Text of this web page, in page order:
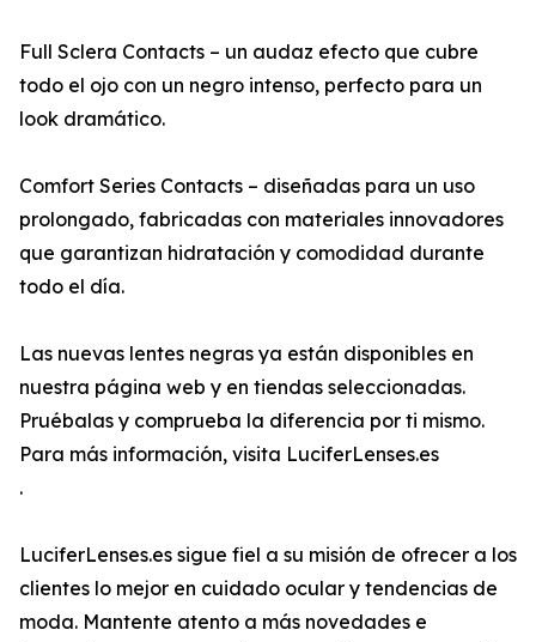
Full Sclera Contacts – un audaz efecto que cubre
todo el ojo con un negro intenso, perfecto para un
look dramático.
Comfort Series Contacts – diseñadas para un uso
prolongado, fabricadas con materiales innovadores
que garantizan hidratación y comodidad durante
todo el día.
Las nuevas lentes negras ya están disponibles en
nuestra página web y en tiendas seleccionadas.
Pruébalas y comprueba la diferencia por ti mismo.
Para más información, visita LuciferLenses.es
.
LuciferLenses.es sigue fiel a su misión de ofrecer a los
clientes lo mejor en cuidado ocular y tendencias de
moda. Mantente atento a más novedades e